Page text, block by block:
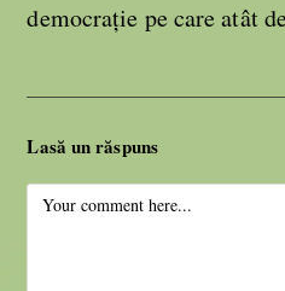
democrație pe care atât
Lasă un răspuns